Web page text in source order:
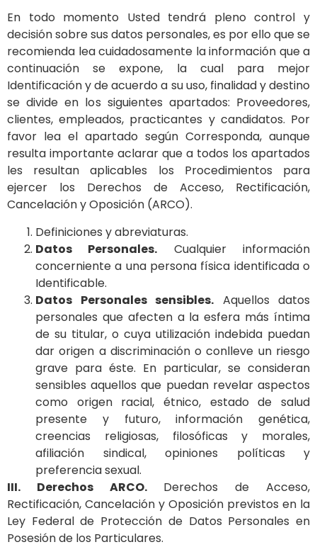
En todo momento Usted tendrá pleno control y
decisión sobre sus datos personales, es por ello que se
recomienda lea cuidadosamente la información que a
continuación se expone, la cual para mejor
Identificación y de acuerdo a su uso, finalidad y destino
se divide en los siguientes apartados: Proveedores,
clientes, empleados, practicantes y candidatos. Por
favor lea el apartado según Corresponda, aunque
resulta importante aclarar que a todos los apartados
les resultan aplicables los Procedimientos para
ejercer los Derechos de Acceso, Rectificación,
Cancelación y Oposición (ARCO).
Definiciones y abreviaturas.
Datos Personales. Cualquier información
concerniente a una persona física identificada o
Identificable.
Datos Personales sensibles. Aquellos datos
personales que afecten a la esfera más íntima
de su titular, o cuya utilización indebida puedan
dar origen a discriminación o conlleve un riesgo
grave para éste. En particular, se consideran
sensibles aquellos que puedan revelar aspectos
como origen racial, étnico, estado de salud
presente y futuro, información genética,
creencias religiosas, filosóficas y morales,
afiliación sindical, opiniones políticas y
preferencia sexual.
III. Derechos ARCO.Derechos de Acceso,
Rectificación, Cancelación y Oposición previstos en la
Ley Federal de Protección de Datos Personales en
Posesión de los Particulares.